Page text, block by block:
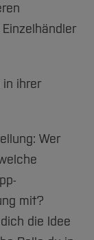
ihrer
Wer
mit?
die Idee